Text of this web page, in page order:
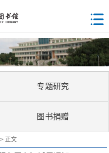
专题研究
图书捐赠
正文